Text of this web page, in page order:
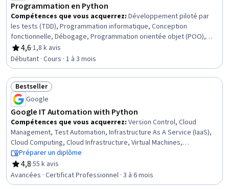
Programmation en Python
Compétences que vous acquerrez: Développement piloté par
les tests (TDD), Programmation informatique, Conception
fonctionnelle, Débogage, Programmation orientée objet (POO),
Développement du programme, Développement de scripts de
test, Programmation Python, Principes de programmation, Django
(Framework Web), Tests de logiciels, Hébergement en nuage,
Structures de données, Environnement de développement,
Gestion des paquets et des logiciels, Tests unitaires
4,6
évaluation, 4,6 sur 5 étoiles
·1,8 k avis
Débutant · Cours · 1 à 3 mois
Statut : Bestseller
Bestseller
Google
Google IT Automation with Python
Compétences que vous acquerrez: Version Control, Cloud
Management, Test Automation, Infrastructure As A Service (IaaS),
Cloud Computing, Cloud Infrastructure, Virtual Machines,
Development Testing, Test Script Development, Scripting,
Network Troubleshooting, Cloud Services, Email Automation, Web
Presence, Python Programming, CI/CD, Configuration Management,
Program Development, Containerization, Unit Testing
Préparer un diplôme
4,8
évaluation, 4,8 sur 5 étoiles
·55 k avis
Avancées · Certificat Professionnel · 3 à 6 mois